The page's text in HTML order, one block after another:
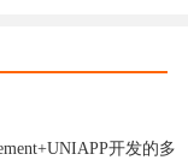
开发的多